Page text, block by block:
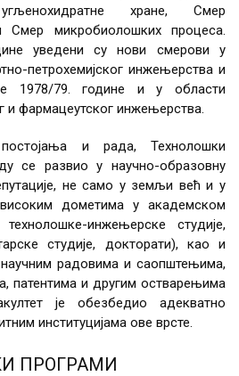
хране, Смер
Смер микробиолошких процеса.
уведени су нови смерови у
петрохемијског инжењерства и
1978/79. године и у области
и фармацеутског инжењерства.
и рада, Технолошки
се развио у научно-образовну
не само у земљи већ и у
високим дометима у академском
инжењерске студије,
студије, докторати), као и
радовима и саопштењима,
патентима и другим остварењима
је обезбедио адекватно
институцијама ове врсте.
ПРОГРАМИ